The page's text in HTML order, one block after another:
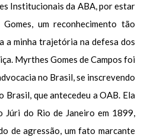
Institucionais da ABA, por estar
um reconhecimento tão
a minha trajetória na defesa dos
Myrthes Gomes de Campos foi
no Brasil, se inscrevendo
que antecedeu a OAB. Ela
Júri do Rio de Janeiro em 1899,
de agressão, um fato marcante